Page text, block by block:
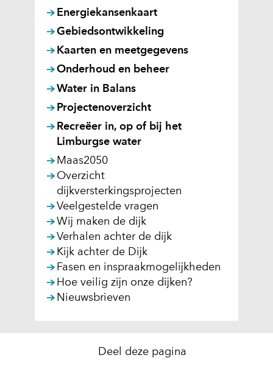
Energiekansenkaart
Gebiedsontwikkeling
Kaarten en meetgegevens
Onderhoud en beheer
Water in Balans
Projectenoverzicht
Recreëer in, op of bij het
Limburgse water
Maas2050
Overzicht
dijkversterkingsprojecten
Veelgestelde vragen
Wij maken de dijk
Verhalen achter de dijk
Kijk achter de Dijk
Fasen en inspraakmogelijkheden
Hoe veilig zijn onze dijken?
Nieuwsbrieven
Deel deze pagina